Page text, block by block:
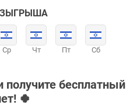
Ср Чт Пт Сб
получите бесплатный
🍀